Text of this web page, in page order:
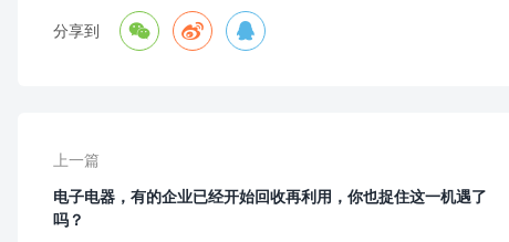
分享到   
上一篇
电子电器，有的企业已经开始回收再利用，你也捉住这一机遇了
吗？